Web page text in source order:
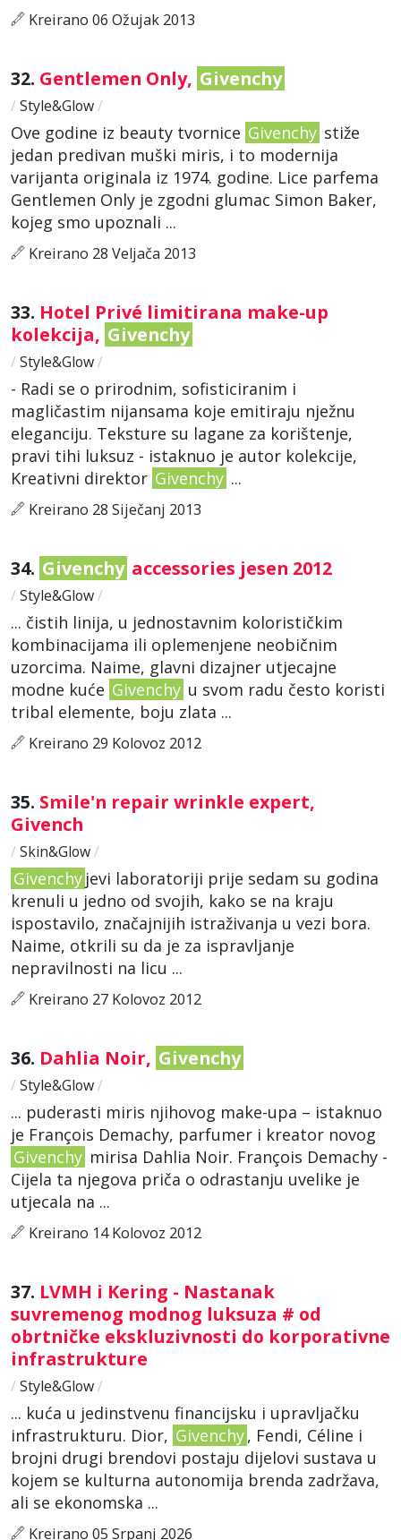
Kreirano 06 Ožujak 2013
32. Gentlemen Only, Givenchy
/ Style&Glow/
Ove godine iz beauty tvornice Givenchy stiže
jedan predivan muški miris, i to modernija
varijanta originala iz 1974. godine. Lice parfema
Gentlemen Only je zgodni glumac Simon Baker,
kojeg smo upoznali ...
Kreirano 28 Veljača 2013
33. Hotel Privé limitirana make-up
kolekcija, Givenchy
/ Style&Glow/
- Radi se o prirodnim, sofisticiranim i
magličastim nijansama koje emitiraju nježnu
eleganciju. Teksture su lagane za korištenje,
pravi tihi luksuz - istaknuo je autor kolekcije,
Kreativni direktor Givenchy ...
Kreirano 28 Siječanj 2013
34. Givenchy accessories jesen 2012
/ Style&Glow/
... čistih linija, u jednostavnim kolorističkim
kombinacijama ili oplemenjene neobičnim
uzorcima. Naime, glavni dizajner utjecajne
modne kuće Givenchy u svom radu često koristi
tribal elemente, boju zlata ...
Kreirano 29 Kolovoz 2012
35. Smile'n repair wrinkle expert,
Givench
/ Skin&Glow/
Givenchy jevi laboratoriji prije sedam su godina
krenuli u jedno od svojih, kako se na kraju
ispostavilo, značajnijih istraživanja u vezi bora.
Naime, otkrili su da je za ispravljanje
nepravilnosti na licu ...
Kreirano 27 Kolovoz 2012
36. Dahlia Noir, Givenchy
/ Style&Glow/
... puderasti miris njihovog make-upa – istaknuo
je François Demachy, parfumer i kreator novog
Givenchy mirisa Dahlia Noir. François Demachy -
Cijela ta njegova priča o odrastanju uvelike je
utjecala na ...
Kreirano 14 Kolovoz 2012
37. LVMH i Kering - Nastanak
suvremenog modnog luksuza # od
obrtničke ekskluzivnosti do korporativne
infrastrukture
/ Style&Glow/
... kuća u jedinstvenu financijsku i upravljačku
infrastrukturu. Dior, Givenchy, Fendi, Céline i
brojni drugi brendovi postaju dijelovi sustava u
kojem se kulturna autonomija brenda zadržava,
ali se ekonomska ...
Kreirano 05 Srpanj 2026